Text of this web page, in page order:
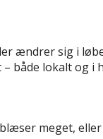
ændrer sig i
både lokalt og i
meget,